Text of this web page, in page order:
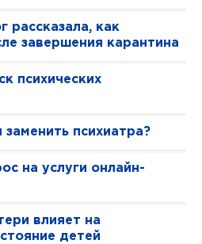
рассказала, как
завершения карантина
психических
психиатра?
на услуги онлайн-
влияет на
детей